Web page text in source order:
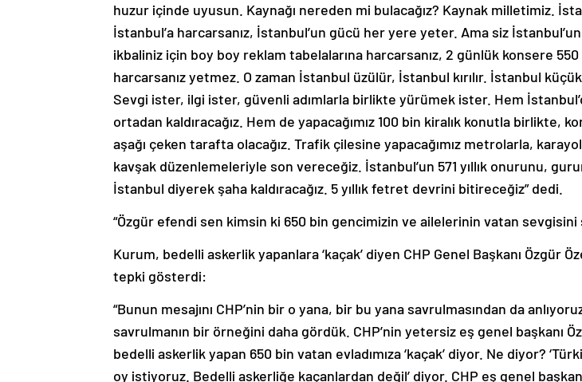
huzur içinde uyusun. Kaynağı nereden mi bulacağız? Kaynak milletimiz.
İstanbul’a harcarsanız, İstanbul’un gücü her yere yeter. Ama siz İstanbul’un
ikbaliniz için boy boy reklam tabelalarına harcarsanız, 2 günlük konsere
harcarsanız yetmez. O zaman İstanbul üzülür, İstanbul kırılır. İstanbul
Sevgi ister, ilgi ister, güvenli adımlarla birlikte yürümek ister. Hem
ortadan kaldıracağız. Hem de yapacağımız 100 bin kiralık konutla birlikte,
aşağı çeken tarafta olacağız. Trafik çilesine yapacağımız metrolarla,
kavşak düzenlemeleriyle son vereceğiz. İstanbul’un 571 yıllık onurunu,
İstanbul diyerek şaha kaldıracağız. 5 yıllık fetret devrini bitireceğiz” dedi.
“Özgür efendi sen kimsin ki 650 bin gencimizin ve ailelerinin vatan
Kurum, bedelli askerlik yapanlara ‘kaçak’ diyen CHP Genel Başkanı Özgür
tepki gösterdi:
“Bunun mesajını CHP’nin bir o yana, bir bu yana savrulmasından da
savrulmanın bir örneğini daha gördük. CHP’nin yetersiz eş genel başkanı
bedelli askerlik yapan 650 bin vatan evladımıza ‘kaçak’ diyor. Ne diyor?
oy istiyoruz. Bedelli askerliğe kaçanlardan değil’ diyor. CHP eş genel